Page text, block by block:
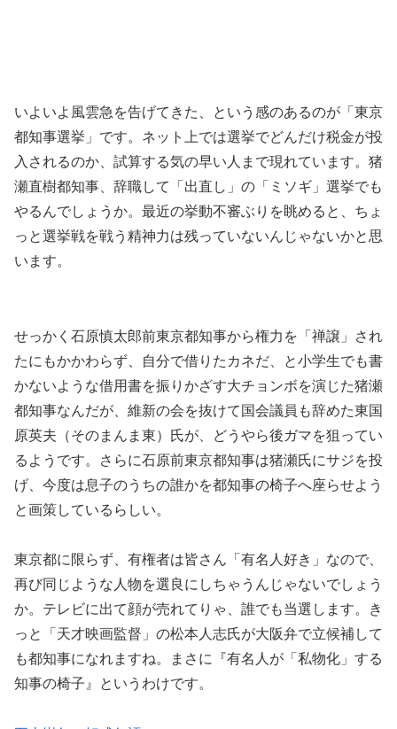
いよいよ風雲急を告げてきた、という感のあるのが「東京
都知事選挙」です。ネット上では選挙でどんだけ税金が投
入されるのか、試算する気の早い人まで現れています。猪
瀬直樹都知事、辞職して「出直し」の「ミソギ」選挙でも
やるんでしょうか。最近の挙動不審ぶりを眺めると、ちょ
っと選挙戦を戦う精神力は残っていないんじゃないかと思
います。
せっかく石原慎太郎前東京都知事から権力を「禅譲」され
たにもかかわらず、自分で借りたカネだ、と小学生でも書
かないような借用書を振りかざす大チョンボを演じた猪瀬
都知事なんだが、維新の会を抜けて国会議員も辞めた東国
原英夫（そのまんま東）氏が、どうやら後ガマを狙ってい
るようです。さらに石原前東京都知事は猪瀬氏にサジを投
げ、今度は息子のうちの誰かを都知事の椅子へ座らせよう
と画策しているらしい。
東京都に限らず、有権者は皆さん「有名人好き」なので、
再び同じような人物を選良にしちゃうんじゃないでしょう
か。テレビに出て顔が売れてりゃ、誰でも当選します。き
っと「天才映画監督」の松本人志氏が大阪弁で立候補して
も都知事になれますね。まさに『有名人が「私物化」する
知事の椅子』というわけです。